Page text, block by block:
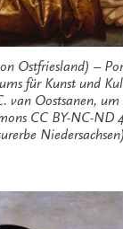
Ostfriesland) –
für Kunst und
van Oostsanen, um
CC BY-NC-ND
Niedersachsen)